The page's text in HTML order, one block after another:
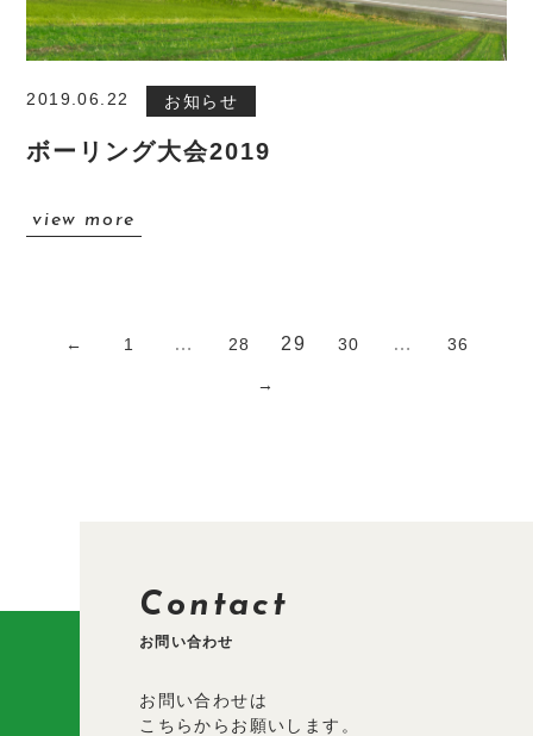
2019.06.22 お知らせ
ボーリング大会2019
view more
投
り
← 1 … 28 29 30 … 36
→
Contact
お問い合わせ
お問い合わせは
こちらからお願いします。